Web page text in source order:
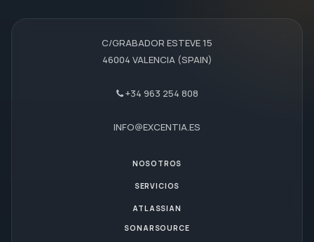
C/GRABADOR ESTEVE 15
46004 VALENCIA (SPAIN)
+34 963 254 808
INFO@EXCENTIA.ES
NOSOTROS
SERVICIOS
ATLASSIAN
SONARSOURCE